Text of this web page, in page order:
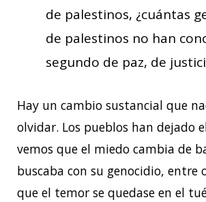
de palestinos, ¿cuántas
de palestinos no han
segundo de paz, de
Hay un cambio sustancial que
olvidar. Los pueblos han dejado
vemos que el miedo cambia de
buscaba con su genocidio, entre
que el temor se quedase en el